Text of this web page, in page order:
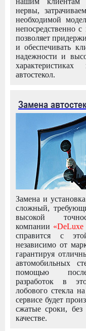
нервы,
необходимой
непосредственно
позволяет
и обеспечивать
надежности и
автостекол.
Замена
Замена и
сложный,
высокой
компании «DeLuxe
справится с
независимо от
гарантируя
автомобильных
помощью
разработок в
лобового стекла
сервисе будет
сжатые сроки,
качестве.